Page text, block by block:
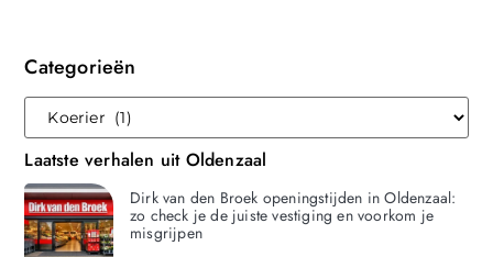
Categorieën
Laatste verhalen uit Oldenzaal
Dirk van den Broek openingstijden in Oldenzaal:
zo check je de juiste vestiging en voorkom je
misgrijpen